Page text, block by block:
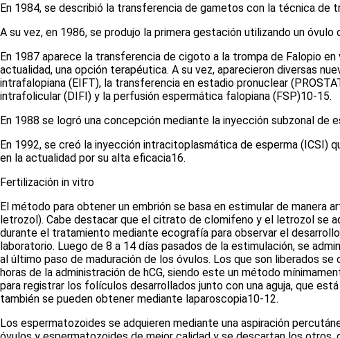
En 1984, se describió la transferencia de gametos con la técnica de
A su vez, en 1986, se produjo la primera gestación utilizando un óvulo
En 1987 aparece la transferencia de cigoto a la trompa de Falopio
actualidad, una opción terapéutica. A su vez, aparecieron diversas
intrafalopiana (EIFT), la transferencia en estadio pronuclear
intrafolicular (DIFI) y la perfusión espermática falopiana (FSP)10-15.
En 1988 se logró una concepción mediante la inyección subzonal de
En 1992, se creó la inyección intracitoplasmática de esperma
en la actualidad por su alta eficacia16.
Fertilización in vitro
El método para obtener un embrión se basa en estimular de manera
letrozol). Cabe destacar que el citrato de clomifeno y el letrozol se
durante el tratamiento mediante ecografía para observar el
laboratorio. Luego de 8 a 14 días pasados de la estimulación, se
al último paso de maduración de los óvulos. Los que son liberados
horas de la administración de hCG, siendo este un método
para registrar los folículos desarrollados junto con una aguja, que
también se pueden obtener mediante laparoscopia10-12.
Los espermatozoides se adquieren mediante una aspiración